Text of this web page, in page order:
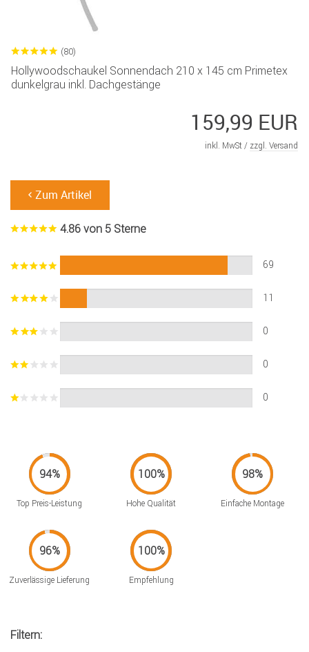
(80)
Hollywoodschaukel Sonnendach 210 x 145 cm Primetex
dunkelgrau inkl. Dachgestänge
159,99 EUR
inkl. MwSt / zzgl. Versand
Zum Artikel
4.86 von 5 Sterne
69
11
0
0
0
Top Preis-Leistung Hohe Qualität Einfache Montage
Zuverlässige Lieferung Empfehlung
Filtern: